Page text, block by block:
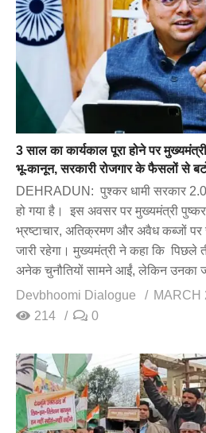
3 साल का कार्यकाल पूरा होने पर
भू-कानून, सरकारी रोजगार के फैसलों से
DEHRADUN: पुश्कर धामी सरकार 2.0
हो गया है। इस अवसर पर मुख्यमंत्री पुष्कर
भ्रष्टाचार, अतिक्रमण और अवैध कब्जों पर
जारी रहेगा। मुख्यमंत्री ने कहा कि पिछले
अनेक चुनौतियों सामने आईं, लेकिन उनका
Devbhoomi Dialogue
MARCH
214
0